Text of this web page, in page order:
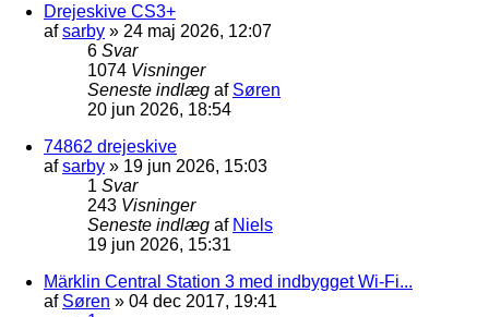
Drejeskive CS3+
afsarby » 24 maj 2026, 12:07
6 Svar
1074 Visninger
Seneste indlæg af Søren
20 jun 2026, 18:54
74862 drejeskive
afsarby » 19 jun 2026, 15:03
1 Svar
243 Visninger
Seneste indlæg af Niels
19 jun 2026, 15:31
Märklin Central Station 3 med indbygget Wi-Fi...
af Søren » 04 dec 2017, 19:41